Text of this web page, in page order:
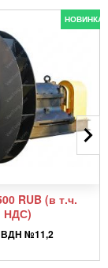
НОВИНКА
RUB (в т.ч.
НДС)
№11,2